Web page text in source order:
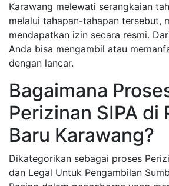
Karawang melewati serangkaian
melalui tahapan-tahapan tersebut,
mendapatkan izin secara resmi.
Anda bisa mengambil atau
dengan lancar.
Bagaimana
Perizinan SIPA di
Baru Karawang?
Dikategorikan sebagai proses
dan Legal Untuk Pengambilan